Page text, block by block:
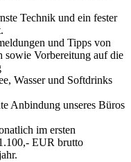
Technik und ein fester
und Tipps von
Vorbereitung auf die
Wasser und Softdrinks
Anbindung unseres Büros
im ersten
EUR brutto